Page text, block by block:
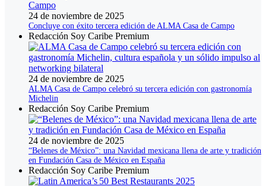
24 de noviembre de 2025
Concluye con éxito tercera edición de ALMA Casa de Campo
Redacción Soy Caribe Premium
24 de noviembre de 2025
ALMA Casa de Campo celebró su tercera edición con gastronomía
Michelin
Redacción Soy Caribe Premium
24 de noviembre de 2025
“Belenes de México”: una Navidad mexicana llena de arte y tradición
en Fundación Casa de México en España
Redacción Soy Caribe Premium